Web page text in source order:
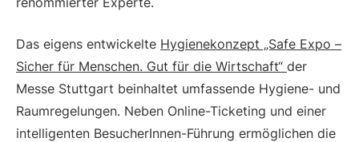
Das eigens entwickelte Hygienekonzept „Safe Expo –
Sicher für Menschen. Gut für die Wirtschaft“ der
Messe Stuttgart beinhaltet umfassende Hygiene- und
Raumregelungen. Neben Online-Ticketing und einer
intelligenten BesucherInnen-Führung ermöglichen die